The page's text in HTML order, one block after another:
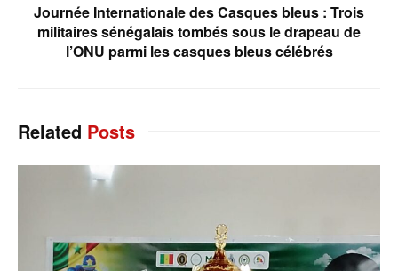
Journée Internationale des Casques bleus : Trois
militaires sénégalais tombés sous le drapeau de
l’ONU parmi les casques bleus célébrés
Related Posts